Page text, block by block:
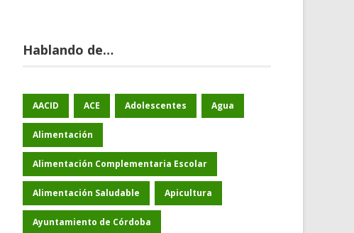
Hablando de…
AACID ACE Adolescentes Agua
Alimentación
Alimentación Complementaria Escolar
Alimentación Saludable Apicultura
Ayuntamiento de Córdoba